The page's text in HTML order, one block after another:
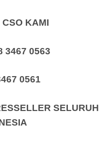
KAMI
3467 0563
0561
SELURUH